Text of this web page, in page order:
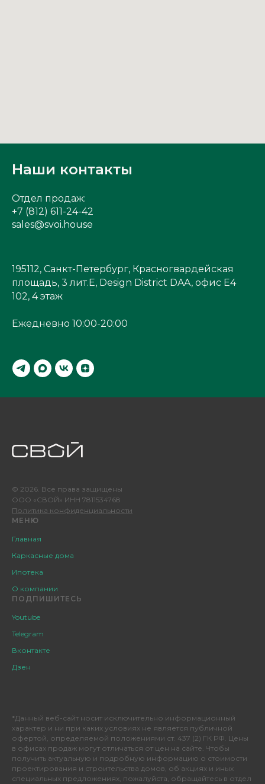
Наши контакты
Отдел продаж:
+7 (812) 611-24-42
sales@svoi.house
195112, Санкт-Петербург, Красногвардейская
площадь, 3 лит.Е, Design District DAA, офис Е4
102, 4 этаж
Ежедневно 10:00-20:00
© 2026. Все права защищены
ООО «СВОЙ» ИНН 7811534768
Политика конфиденциальности
МЕНЮ
Главная
Каркасные дома
Ипотека
О компании
ПОДПИШИТЕСЬ
Youtube
Telegram
Вконтакте
Дзен
*Данный веб-сайт носит исключительно информационный
характер и ни при каких условиях не является публичной
офертой, определяемой положениями ст. 437 (2) ГК РФ. Цены
в офисах продаж могут отличаться от цен на сайте. Чтобы
получить актуальную и подробную информацию о стоимости
проектирования и строительства домов, об акциях и иных
специальных предложениях, пожалуйста, обращайтесь в отдел